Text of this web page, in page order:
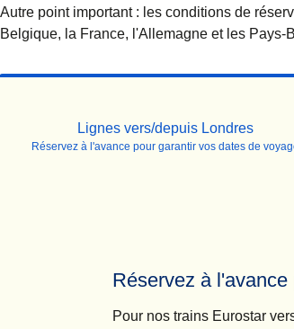
Autre point important : les conditions de
Belgique, la France, l'Allemagne et les
Lignes vers/depuis Londres
Réservez à l'avance pour garantir vos dates de
Réservez à
Pour nos trains Eurostar